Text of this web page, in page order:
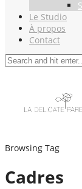
Le Studio
À propos
Contact
Browsing Tag
Cadres